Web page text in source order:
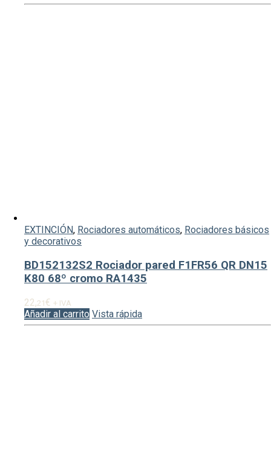
EXTINCIÓN, Rociadores automáticos, Rociadores básicos
y decorativos
BD152132S2 Rociador pared F1FR56 QR DN15
K80 68º cromo RA1435
22,21€ + IVA
Añadir al carrito Vista rápida